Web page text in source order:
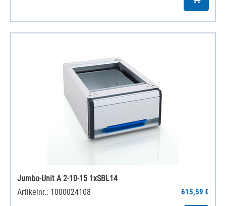
Jumbo-Unit A 2-10-15 1xSBL14
Artikelnr.: 1000024108
615,59 €